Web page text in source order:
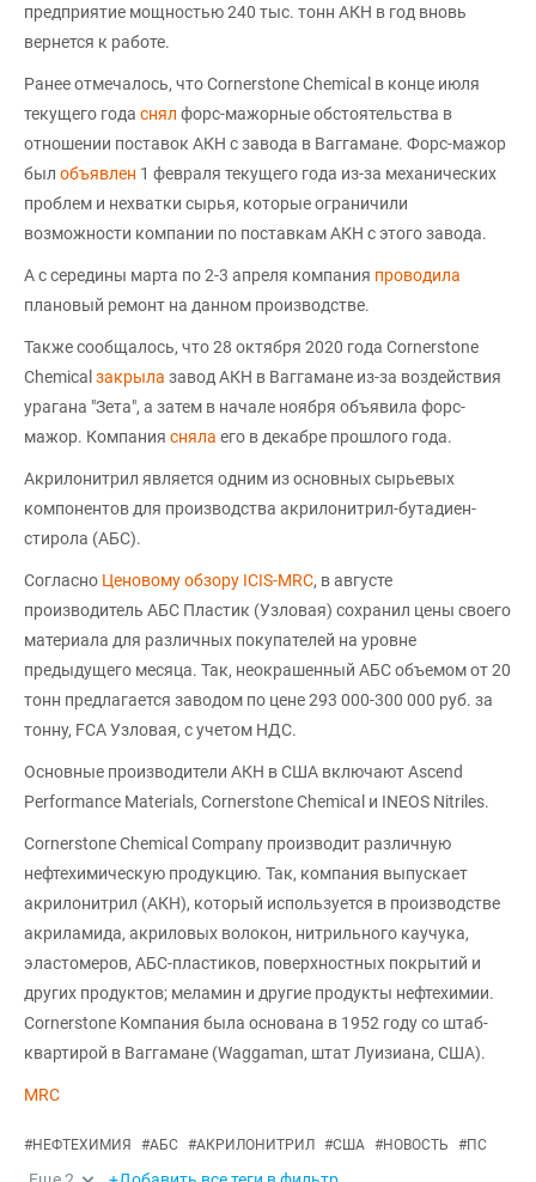
предприятие мощностью 240 тыс. тонн АКН в год вновь
вернется к работе.
Ранее отмечалось, что Cornerstone Chemical в конце июля
текущего года снял форс-мажорные обстоятельства в
отношении поставок AКН с завода в Ваггамане. Форс-мажор
был объявлен 1 февраля текущего года из-за механических
проблем и нехватки сырья, которые ограничили
возможности компании по поставкам АКН с этого завода.
А с середины марта по 2-3 апреля компания проводила
плановый ремонт на данном производстве.
Также сообщалось, что 28 октября 2020 года Cornerstone
Chemical закрыла завод АКН в Ваггамане из-за воздействия
урагана "Зета", а затем в начале ноября объявила форс-
мажор. Компания сняла его в декабре прошлого года.
Акрилонитрил является одним из основных сырьевых
компонентов для производства акрилонитрил-бутадиен-
стирола (АБС).
Согласно Ценовому обзору ICIS-MRC, в августе
производитель АБС Пластик (Узловая) сохранил цены своего
материала для различных покупателей на уровне
предыдущего месяца. Так, неокрашенный АБС объемом от 20
тонн предлагается заводом по цене 293 000-300 000 руб. за
тонну, FCA Узловая, с учетом НДС.
Основные производители AКН в США включают Ascend
Performance Materials, Cornerstone Chemical и INEOS Nitriles.
Cornerstone Chemical Company производит различную
нефтехимическую продукцию. Так, компания выпускает
акрилонитрил (АКН), который используется в производстве
акриламида, акриловых волокон, нитрильного каучука,
эластомеров, АБС-пластиков, поверхностных покрытий и
других продуктов; меламин и другие продукты нефтехимии.
Cornerstone Компания была основана в 1952 году со штаб-
квартирой в Ваггамане (Waggaman, штат Луизиана, США).
MRC
#НЕФТЕХИМИЯ #АБС #АКРИЛОНИТРИЛ #США #НОВОСТЬ #ПС